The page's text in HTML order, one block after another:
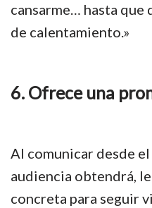
cansarme… hasta
de calentamiento.»
6. Ofrece una
Al comunicar desde
audiencia obtendrá,
concreta para seguir